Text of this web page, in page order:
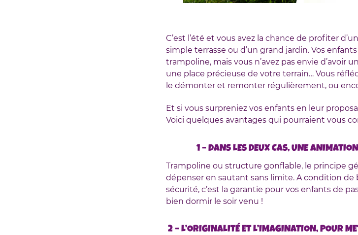
C’est l’été et vous avez la chance de profiter
simple terrasse ou d’un grand jardin. Vos
trampoline, mais vous n’avez pas envie d’avoir
une place précieuse de votre terrain… Vous
le démonter et remonter régulièrement, ou
Et si vous surpreniez vos enfants en leur
Voici quelques avantages qui pourraient vous
1 – DANS LES DEUX CAS, UNE
Trampoline ou structure gonflable, le principe
dépenser en sautant sans limite. A condition de
sécurité, c’est la garantie pour vos enfants de
bien dormir le soir venu !
2 – L’ORIGINALITÉ ET L’IMAGINATION, POUR